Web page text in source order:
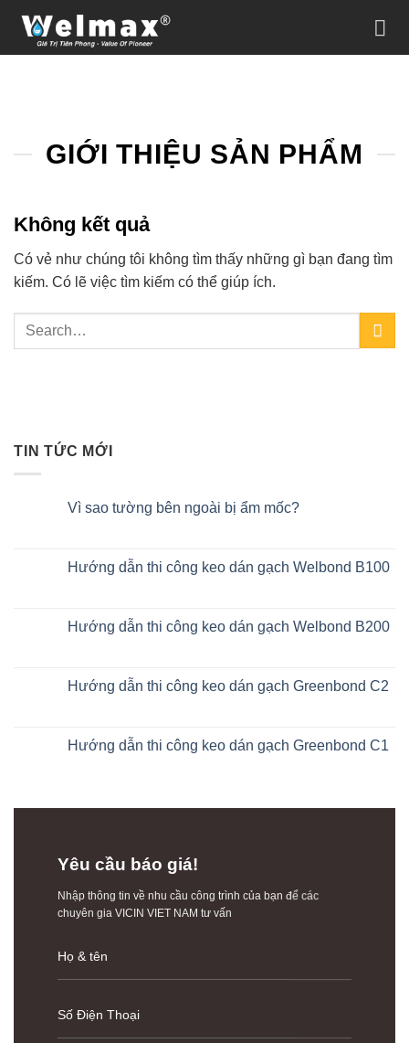
nội
GIỚI THIỆU SẢN PHẨM
Không kết quả
Có vẻ như chúng tôi không tìm thấy những gì bạn đang tìm
kiếm. Có lẽ việc tìm kiếm có thể giúp ích.
TIN TỨC MỚI
Vì sao tường bên ngoài bị ẩm mốc?
Hướng dẫn thi công keo dán gạch Welbond B100
Hướng dẫn thi công keo dán gạch Welbond B200
Hướng dẫn thi công keo dán gạch Greenbond C2
Hướng dẫn thi công keo dán gạch Greenbond C1
Yêu cầu báo giá!
Nhập thông tin về nhu cầu công trình của bạn để các
chuyên gia VICIN VIET NAM tư vấn